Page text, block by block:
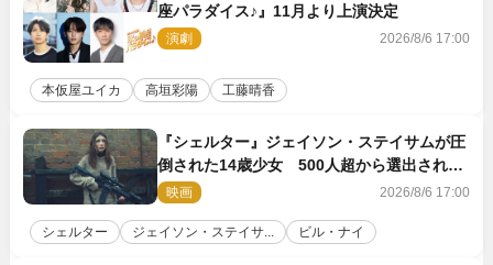
座パラダイス♪』11月より上演決定
演劇 2026/8/6 17:00
本仮屋ユイカ 高垣彩陽 工藤晴香
『シェルター』ジェイソン・ステイサムが圧
倒された14歳少女 500人超から選出された
新鋭ボディ・レイ・ブレスナックとは
映画 2026/8/6 17:00
シェルター ジェイソン・ステイサ... ビル・ナイ